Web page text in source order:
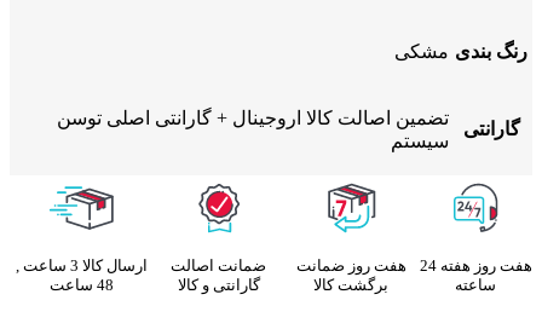
رنگ بندی مشکی
گارانتی
تضمین اصالت کالا اروجینال + گارانتی اصلی توسن
سیستم
هفت روز هفته 24
ساعته
هفت روز ضمانت
برگشت کالا
ضمانت اصالت
گارانتی و کالا
ارسال کالا 3 ساعت ,
48 ساعت